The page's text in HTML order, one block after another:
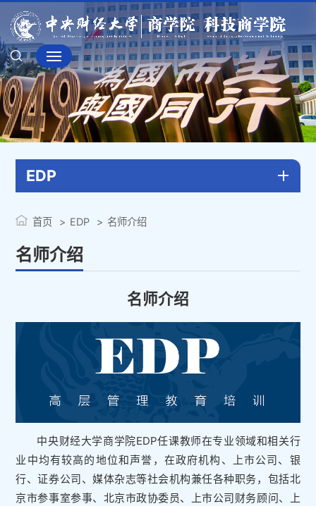
EDP
名师介绍
首页 EDP 名师介绍
名师介绍
中央财经大学商学院EDP任课教师在专业领域和相关行
业中均有较高的地位和声誉，在政府机构、上市公司、银
行、证券公司、媒体杂志等社会机构兼任各种职务，包括北
京市参事室参事、北京市政协委员、上市公司财务顾问、上